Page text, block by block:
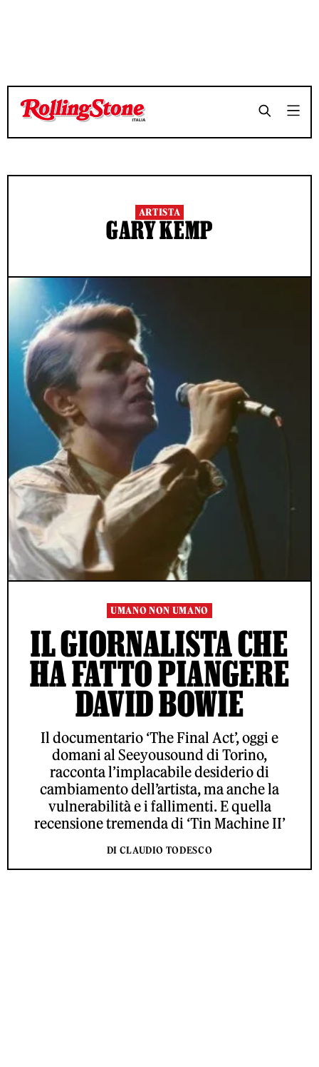
ARTISTA
GARY KEMP
UMANO NON UMANO
IL GIORNALISTA CHE
HA FATTO PIANGERE
DAVID BOWIE
Il documentario ‘The Final Act’, oggi e
domani al Seeyousound di Torino,
racconta l’implacabile desiderio di
cambiamento dell’artista, ma anche la
vulnerabilità e i fallimenti. E quella
recensione tremenda di ‘Tin Machine II’
DI CLAUDIO TODESCO